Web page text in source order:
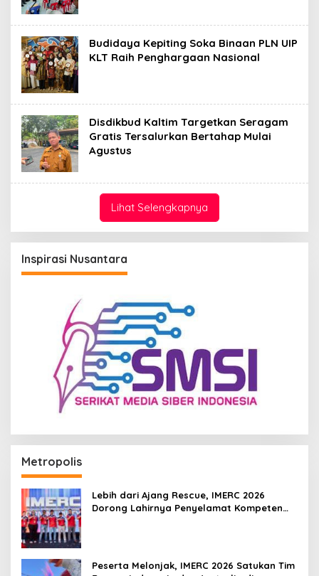
Budidaya Kepiting Soka Binaan PLN UIP
KLT Raih Penghargaan Nasional
Disdikbud Kaltim Targetkan Seragam
Gratis Tersalurkan Bertahap Mulai
Agustus
Lihat Selengkapnya
Inspirasi Nusantara
Metropolis
Lebih dari Ajang Rescue, IMERC 2026
Dorong Lahirnya Penyelamat Kompeten
Peserta Melonjak, IMERC 2026 Satukan Tim